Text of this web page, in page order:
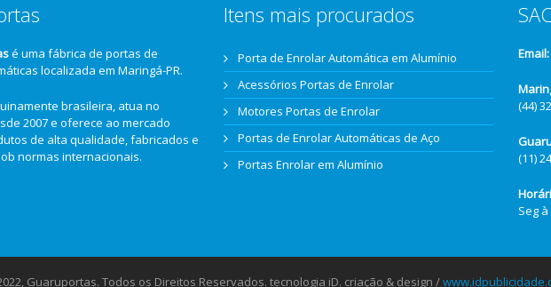
é uma fábrica de portas de
localizada em Maringá-PR.
brasileira, atua no
2007 e oferece ao mercado
de alta qualidade, fabricados e
normas internacionais.
Itens mais procurados
Porta de Enrolar Automática em Alumínio
Acessórios Portas de Enrolar
Motores Portas de Enrolar
Portas de Enrolar Automáticas de Aço
Portas Enrolar em Alumínio
Email:
(44)
(11)
Seg
Guaruportas. Todos os Direitos Reservados. tecnologia iD. criação & design /